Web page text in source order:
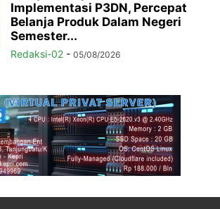
Implementasi P3DN, Percepat
Belanja Produk Dalam Negeri
Semester...
Redaksi-02 - 05/08/2026